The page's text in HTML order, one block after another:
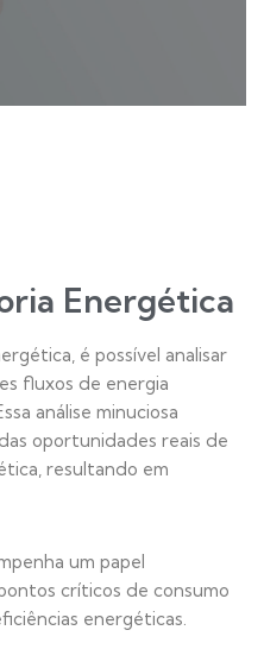
Energética
é possível analisar
fluxos de energia
análise minuciosa
oportunidades reais de
resultando em
um papel
críticos de consumo
energéticas.